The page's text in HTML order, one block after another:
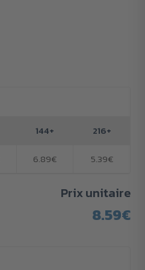
144+
6.89€
216+
5.39€
Prix unitaire
8.59€